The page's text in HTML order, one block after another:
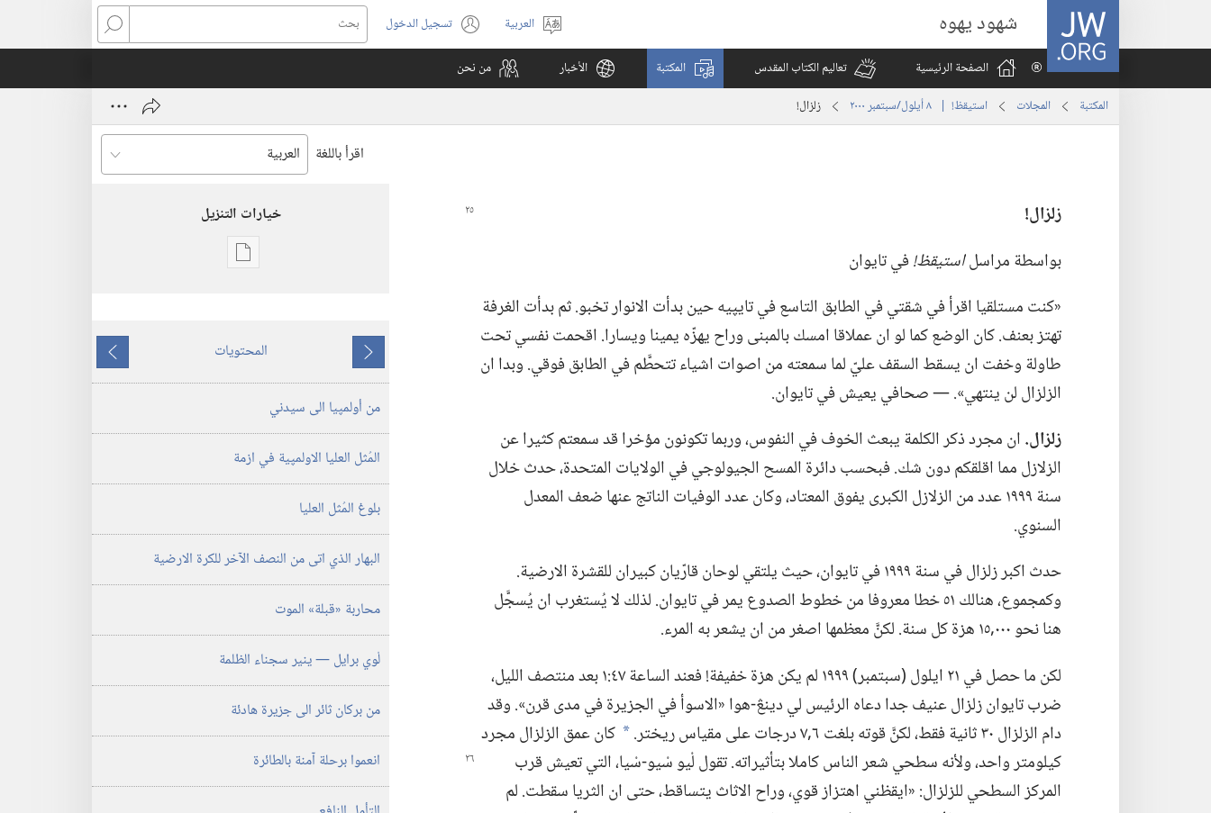
JW.ORG شهود يهوه
اختر
اللغة
العربية تسجيل الدخول
(يفتح
نافذة
بحث
الصفحة الرئيسية
تعاليم الكتاب المقدس المكتبة الأخبار من نحن
المكتبة المجلات استيقظ‏!‏ | ‏‎ ٨‏ ‏‎أيلول/سبتمبر‏ ‎٢٠٠٠ زلزال!‏
اقرأ باللغة
زلزال!‏
بواسطة مراسلاستيقظ!‏في تايوان
‏«كنت مستلقيا اقرأ في شقتي في الطابق التاسع في تايپيه حين بدأت الانوار تخبو.‏ ثم بدأت الغرفة
تهتز بعنف.‏ كان الوضع كما لو ان عملاقا امسك بالمبنى وراح يهزّه يمينا ويسارا.‏ اقحمت نفسي تحت
طاولة وخفت ان يسقط السقف عليّ لما سمعته من اصوات اشياء تتحطَّم في الطابق فوقي.‏ وبدا ان
الزلزال لن ينتهي».‏ —‏ صحافي يعيش في تايوان.‏
زلزال.‏ان مجرد ذكر الكلمة يبعث الخوف في النفوس،‏ وربما تكونون مؤخرا قد سمعتم كثيرا عن
الزلازل مما اقلقكم دون شك.‏ فبحسب دائرة المسح الجيولوجي في الولايات المتحدة،‏ حدث خلال
سنة ١٩٩٩ عدد من الزلازل الكبرى يفوق المعتاد،‏ وكان عدد الوفيات الناتج عنها ضعف المعدل
السنوي.‏
حدث اكبر زلزال في سنة ١٩٩٩ في تايوان،‏ حيث يلتقي لوحان قارّيان كبيران للقشرة الارضية.‏
وكمجموع،‏ هنالك ٥١ خطا معروفا من خطوط الصدوع يمر في تايوان.‏ لذلك لا يُستغرب ان يُسجَّل
هنا نحو ٠٠٠‏,١٥ هزة كل سنة.‏ لكنَّ معظمها اصغر من ان يشعر به المرء.‏
لكن ما حصل في ٢١ ايلول (‏سبتمبر)‏ ١٩٩٩ لم يكن هزة خفيفة!‏ فعند الساعة ٤٧:‏١ بعد منتصف الليل،‏
ضرب تايوان زلزال عنيف جدا دعاه الرئيس لي دينڠ-‏هوا «الاسوأ في الجزيرة في مدى قرن».‏ وقد
دام الزلزال ٣٠ ثانية فقط،‏ لكنَّ قوته بلغت ٦‏,٧ درجات على مقياس ريختر.‏
* كان عمق الزلزال مجرد
كيلومتر واحد،‏ ولأنه سطحي شعر الناس كاملابتأثيراته.‏ تقول لْيو سْيو-‏سْيا،‏ التي تعيش قرب
المركز السطحي للزلزال:‏ «ايقظني اهتزاز قوي،‏ وراح الاثاث يتساقط،‏ حتى ان الثريا سقطت.‏ لم
خيارات التنزيل
خيارات
٨‏ ‏‎أيلول/
‎٢٠٠٠
ما
يسبق
المحتويات
ما
يلي
من أولمپيا الى سيدني
المُثل العليا الاولمپية في ازمة
بلوغ المُثل العليا
البهار الذي اتى من النصف الآخر للكرة الارضية
محاربة «قبلة» الموت
لْوي برايل —‏ ينير سجناء الظلمة
من بركان ثائر الى جزيرة هادئة
انعموا برحلة آمنة بالطائرة